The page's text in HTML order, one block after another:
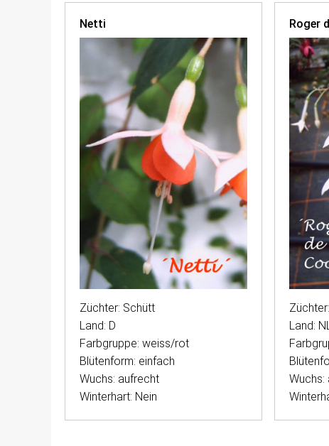
Netti
Züchter: Schütt
Land: D
Farbgruppe: weiss/rot
Blütenform: einfach
Wuchs: aufrecht
Winterhart: Nein
Roger
Land:
Wuchs: